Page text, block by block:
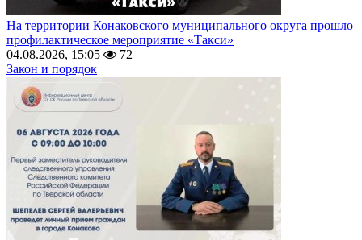
На территории Конаковского муниципального округа прошло
профилактическое мероприятие «Такси»
04.08.2026, 15:05
72
Закон и порядок